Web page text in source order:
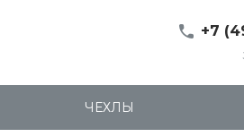
+7
Правды,
Пн-Пт:
ЧЕХЛЫ